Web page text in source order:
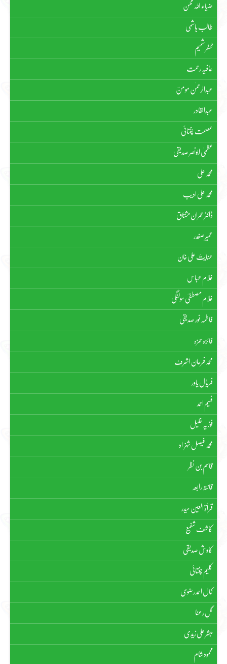
ضیاء اللہ محسن
طالب ہاشمی
ظفر شمیم
عافیہ رحمت
عبدالرحمٰن مومنؔ
عبدالقادر
عصمت چغتائی
عظمیٰ ابونصر صدیقی
محمد علی
محمد علی ادیب
ڈاکٹر عمران مشتاق
عمیر صفدر
عنایتؔ علی خان
غلام عباس
غلام مصطفیٰ سولنگی
فاطمہ نور صدیقی
فائزہ حمزہ
محمد فرحان اشرف
فریال یاور
فہیم احمد
فوزیہ خلیل
محمد فیصل شہزاد
قاسم بن نظر
قانتہ رابعہ
قرأۃ العین حیدر
کاشف شفیع
کاوش صدیقی
کلیم چغتائی
کمال احمد رضوی
گلِ رعنا
مبشر علی زیدی
محمود شام